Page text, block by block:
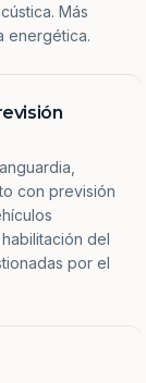
Más
energética.
con previsión
del
por el